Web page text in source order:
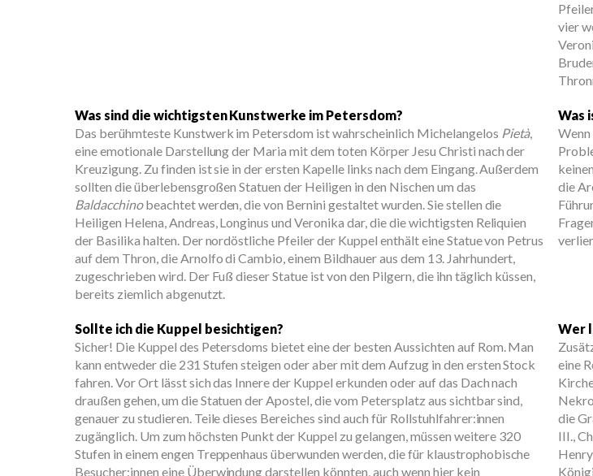
vier
Was sind die wichtigsten Kunstwerke im Petersdom?
Das berühmteste Kunstwerk im Petersdom ist wahrscheinlich Michelangelos Pietà,
eine emotionale Darstellung der Maria mit dem toten Körper Jesu Christi nach der
Kreuzigung. Zu finden ist sie in der ersten Kapelle links nach dem Eingang. Außerdem
sollten die überlebensgroßen Statuen der Heiligen in den Nischen um das
Baldacchinobeachtet werden, die von Bernini gestaltet wurden. Sie stellen die
Heiligen Helena, Andreas, Longinus und Veronika dar, die die wichtigsten Reliquien
der Basilika halten. Der nordöstliche Pfeiler der Kuppel enthält eine Statue von Petrus
auf dem Thron, die Arnolfo di Cambio, einem Bildhauer aus dem 13. Jahrhundert,
zugeschrieben wird. Der Fuß dieser Statue ist von den Pilgern, die ihn täglich küssen,
bereits ziemlich abgenutzt.
Was
die
Sollte ich die Kuppel besichtigen?
Sicher! Die Kuppel des Petersdoms bietet eine der besten Aussichten auf Rom. Man
kann entweder die 231 Stufen steigen oder aber mit dem Aufzug in den ersten Stock
fahren. Vor Ort lässt sich das Innere der Kuppel erkunden oder auf das Dach nach
draußen gehen, um die Statuen der Apostel, die vom Petersplatz aus sichtbar sind,
genauer zu studieren. Teile dieses Bereiches sind auch für Rollstuhlfahrer:innen
zugänglich. Um zum höchsten Punkt der Kuppel zu gelangen, müssen weitere 320
Stufen in einem engen Treppenhaus überwunden werden, die für klaustrophobische
Besucher:innen eine Überwindung darstellen könnten, auch wenn hier kein
Wer
eine
die
III.,